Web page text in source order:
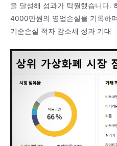
을 달성해 성과가 탁월했습니다.
4000만원의 영업손실을 기록하
기순손실 적자 감소세 성과 기대